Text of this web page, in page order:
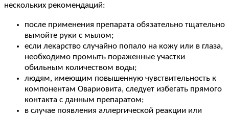
нескольких рекомендаций:
после применения препарата обязательно тщательно
вымойте руки с мылом;
если лекарство случайно попало на кожу или в глаза,
необходимо промыть пораженные участки
обильным количеством воды;
людям, имеющим повышенную чувствительность к
компонентам Овариовита, следует избегать прямого
контакта с данным препаратом;
в случае появления аллергической реакции или